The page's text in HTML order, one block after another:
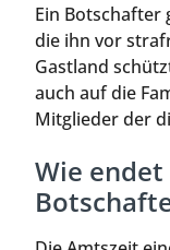
Ein
die ihn vor
Gastland
auch auf die
Mitglieder der
Wie